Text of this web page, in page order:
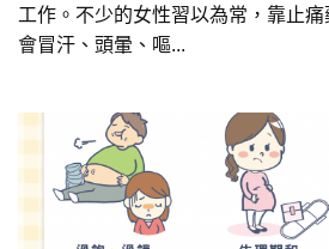
工作。不少的女性習以為常，靠止
會冒汗、頭暈、嘔...